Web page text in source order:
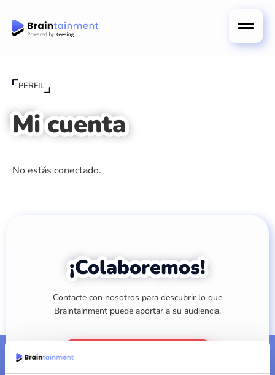
PERFIL
Mi cuenta
No estás conectado.
¡Colaboremos!
Contacte con nosotros para descubrir lo que
Braintainment puede aportar a su audiencia.